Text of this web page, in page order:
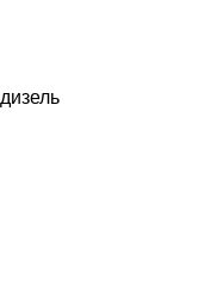
дизель